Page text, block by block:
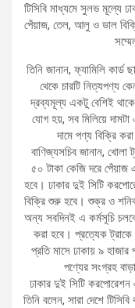
টিসিবি মাধ্যমে সুলভ মূল্যে
পেঁয়াজ, তেল, আলু ও ডাল
তিনি জানান, ফ্যামিলি কার্ড
থেকে চারটি নিত্যপণ্য
দ্রব্যমূল্য একটু বেশিই
যোগ হয়, সব মিলিয়ে
দামে পণ্য বিক্রি
বাণিজ্যসচিব জানান,
৫০ টাকা কেজি দরে পেঁয়াজ
হবে। ঢাকার দুই সিটি
বিক্রি শুরু হবে। শুক্র ও
অন্য সবদিনই এ কর্মসূচি
করা হবে। প্রত্যেক
প্রতি মাসে ঢাকায় ৯ হাজার
পণ্যের সংগ্রহ
ঢাকার দুই সিটি করপোরেশন
তিনি বলেন, সারা দেশে